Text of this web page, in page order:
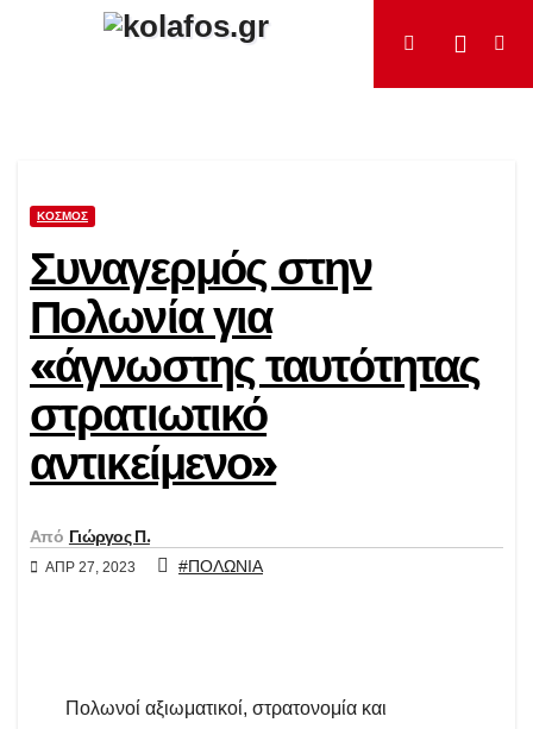
ΚΌΣΜΟΣ
Συναγερμός στην
Πολωνία για
«άγνωστης ταυτότητας
στρατιωτικό
αντικείμενο»
Από Γιώργος Π.
ΑΠΡ 27, 2023 #ΠΟΛΩΝΙΑ
Πολωνοί αξιωματικοί, στρατονομία και